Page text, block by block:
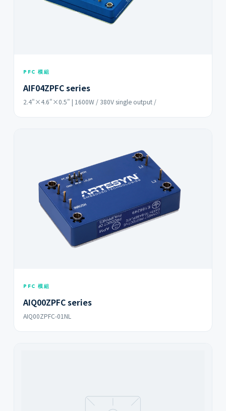
PFC 模組
AIF04ZPFC series
2.4"×4.6"×0.5" | 1600W / 380V single output /
PFC 模組
AIQ00ZPFC series
AIQ00ZPFC-01NL